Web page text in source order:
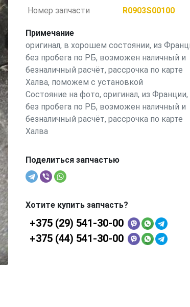
Номер запчасти
R0903S00100
Примечание
оригинал, в хорошем состоянии, из
без пробега по РБ, возможен наличный и
безналичный расчёт, рассрочка по карте
Халва, поможем с установкой
Состояние на фото, оригинал, из Франции,
без пробега по РБ, возможен наличный и
безналичный расчёт, рассрочка по карте
Халва
Поделиться запчастью
Хотите купить запчасть?
+375 (29) 541-30-00
+375 (44) 541-30-00